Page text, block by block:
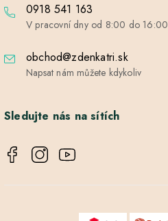
0918 541 163
V pracovní dny od 8:00 do 16:00
obchod@zdenkatri.sk
Napsat nám můžete kdykoliv
Sledujte nás na sítích